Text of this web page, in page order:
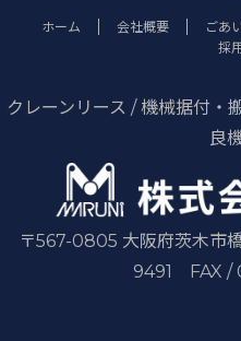
ホーム 会社概要 ごあ
採
クレーンリース / 機械据付・
良
〒567-0805 大阪府茨木
9491 FAX /